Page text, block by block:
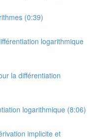
(0:39)
logarithmique
la différentiation
logarithmique (8:06)
implicite et